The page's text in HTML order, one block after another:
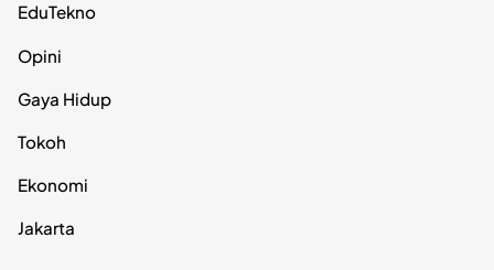
EduTekno
Opini
Gaya Hidup
Tokoh
Ekonomi
Jakarta